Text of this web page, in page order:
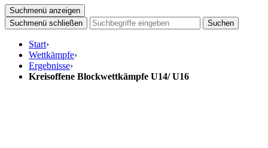
Suchmenü anzeigen
Suchmenü schließen
Suchen
Start›
Wettkämpfe›
Ergebnisse›
Kreisoffene Blockwettkämpfe U14/ U16